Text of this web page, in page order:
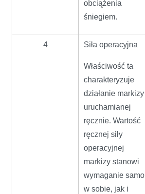
obciążenia
śniegiem.
4 Siła operacyjna
Właściwość ta
charakteryzuje
działanie markizy
uruchamianej
ręcznie. Wartość
ręcznej siły
operacyjnej
markizy stanowi
wymaganie samo
w sobie, jak i